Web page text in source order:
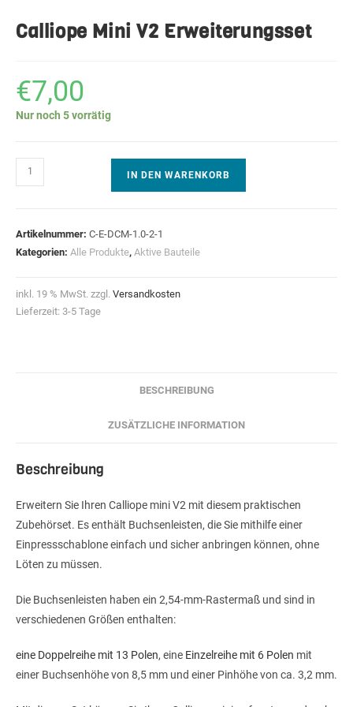
Calliope Mini V2 Erweiterungsset
€7,00
Nur noch 5 vorrätig
Calliope
Mini
IN DEN WARENKORB
Artikelnummer: C-E-DCM-1.0-2-1
Kategorien: Alle Produkte, Aktive Bauteile
inkl. 19 % MwSt. zzgl. Versandkosten
Lieferzeit: 3-5 Tage
BESCHREIBUNG
ZUSÄTZLICHE INFORMATION
Beschreibung
Erweitern Sie Ihren Calliope mini V2 mit diesem praktischen
Zubehörset. Es enthält Buchsenleisten, die Sie mithilfe einer
Einpressschablone einfach und sicher anbringen können, ohne
Löten zu müssen.
Die Buchsenleisten haben ein 2,54-mm-Rastermaß und sind in
verschiedenen Größen enthalten:
eine Doppelreihe mit 13 Polen, eine Einzelreihe mit 6 Polen mit
einer Buchsenhöhe von 8,5 mm und einer Pinhöhe von ca. 3,2 mm.